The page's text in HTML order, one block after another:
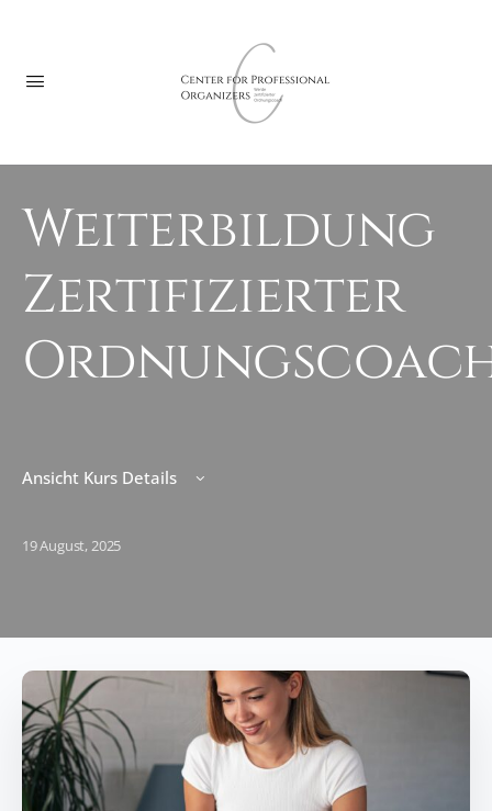
Weiterbildung
Zertifizierter
Ansicht Kurs Details
19 August, 2025